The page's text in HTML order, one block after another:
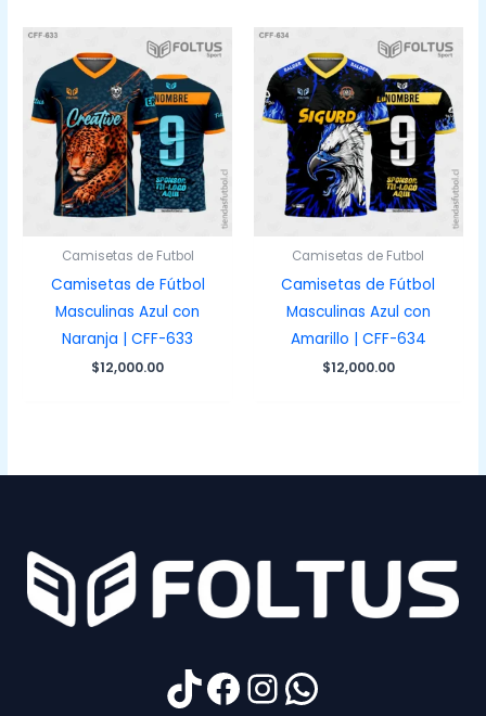
Camisetas de Futbol
Camisetas de Fútbol
Masculinas Azul con
Naranja | CFF-633
$12,000.00
Camisetas de Futbol
Camisetas de Fútbol
Masculinas Azul con
Amarillo | CFF-634
$12,000.00
TikTok
Facebook
Instagram
WhatsApp